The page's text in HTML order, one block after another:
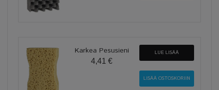
Karkea Pesusieni
4,41 €
LUE LISÄÄ